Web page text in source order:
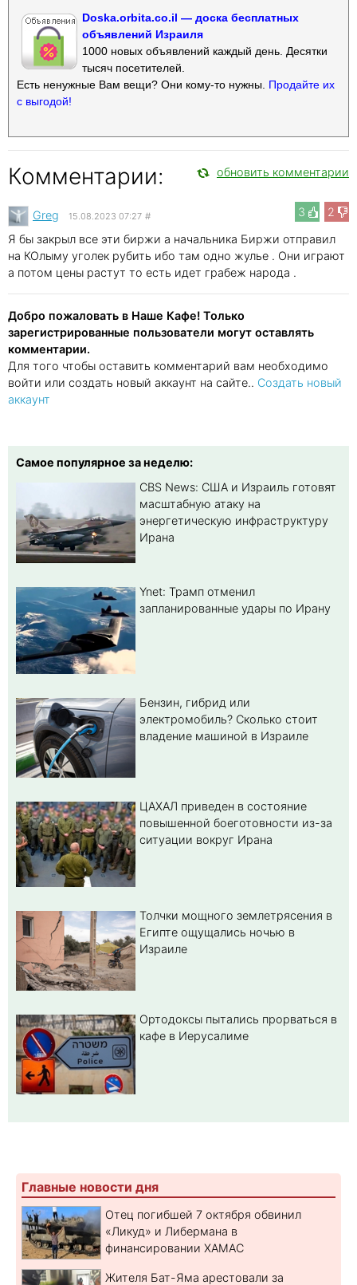
Doska.orbita.co.il — доска бесплатных
объявлений Израиля
1000 новых объявлений каждый день. Десятки
тысяч посетителей.
Есть ненужные Вам вещи? Они кому-то нужны. Продайте их
с выгодой!
Комментарии: обновить комментарии
3 2
Greg 15.08.2023 07:27 #
Я бы закрыл все эти биржи а начальника Биржи отправил
на КОлыму уголек рубить ибо там одно жулье . Они играют
а потом цены растут то есть идет грабеж народа .
Добро пожаловать в Наше Кафе! Только
зарегистрированные пользователи могут оставлять
комментарии.
Для того чтобы оставить комментарий вам необходимо
войти или создать новый аккаунт на сайте.. Создать новый
аккаунт
Самое популярное за неделю:
CBS News: США и Израиль готовят
масштабную атаку на
энергетическую инфраструктуру
Ирана
Ynet: Трамп отменил
запланированные удары по Ирану
Бензин, гибрид или
электромобиль? Cколько стоит
владение машиной в Израиле
ЦАХАЛ приведен в состояние
повышенной боеготовности из-за
ситуации вокруг Ирана
Толчки мощного землетрясения в
Египте ощущались ночью в
Израиле
Ортодоксы пытались прорваться в
кафе в Иерусалиме
Главные новости дня
Отец погибшей 7 октября обвинил
«Ликуд» и Либермана в
финансировании ХАМАС
Жителя Бат-Яма арестовали за